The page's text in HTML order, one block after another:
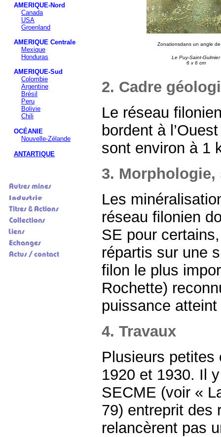
AMERIQUE-Nord
Canada
USA
Groenland
AMERIQUE Centrale
Mexique
Honduras
AMERIQUE-Sud
Colombie
Argentine
Brésil
Peru
Bolivie
Chili
OCÉANIE
Nouvelle-Zélande
ANTARTIQUE
Zonationsdans un angle
Le Puy-Saint-Gulmier
6 x 6 cm
2. Cadre
Le réseau
bordent à
sont environ à 1
3.
Les
réseau filonien
SE pour
répartis sur une
filon le plus
Rochette)
puissance
4. Travaux
Plusieurs
1920 et 1930. Il
SECME (voir «
79) entreprit des
relancèrent pas